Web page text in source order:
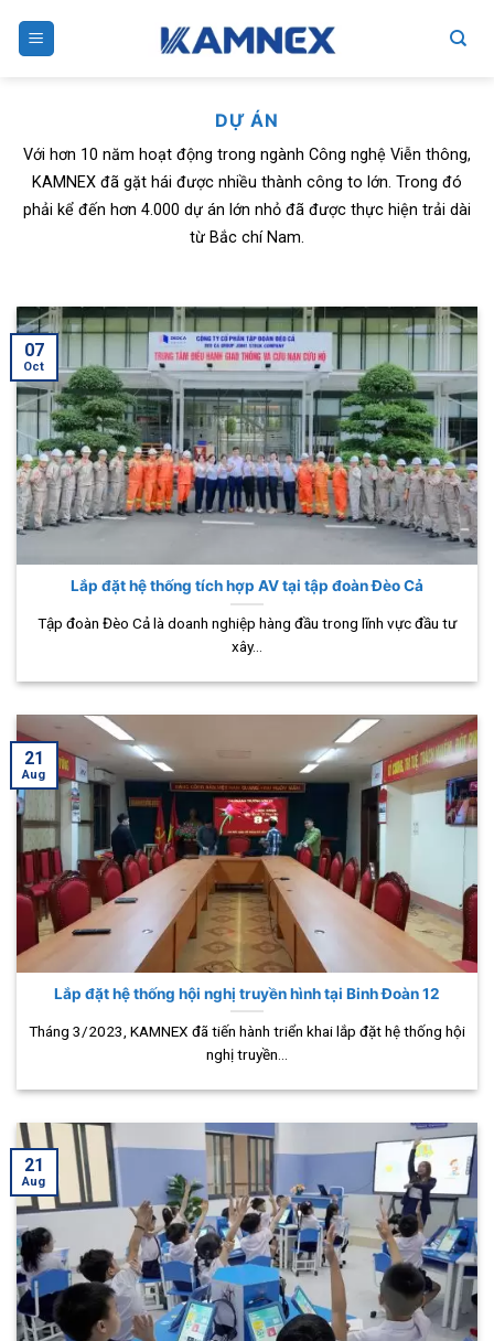
DỰ ÁN
Với hơn 10 năm hoạt động trong ngành Công nghệ Viễn thông,
KAMNEX đã gặt hái được nhiều thành công to lớn. Trong đó
phải kể đến hơn 4.000 dự án lớn nhỏ đã được thực hiện trải dài
từ Bắc chí Nam.
Lắp đặt hệ thống tích hợp AV tại tập đoàn Đèo Cả
Tập đoàn Đèo Cả là doanh nghiệp hàng đầu trong lĩnh vực đầu tư
xây...
07
Oct
Lắp đặt hệ thống hội nghị truyền hình tại Binh Đoàn 12
Tháng 3/2023, KAMNEX đã tiến hành triển khai lắp đặt hệ thống hội
nghị truyền...
21
Aug
21
Aug